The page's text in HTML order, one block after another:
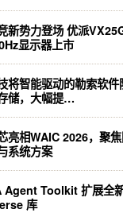
新势力登场 优派
显示器上市
将智能驱动的勒索软件
储，大幅提…
亮相WAIC 2026，聚
系统方案
Agent Toolkit 扩展全
库